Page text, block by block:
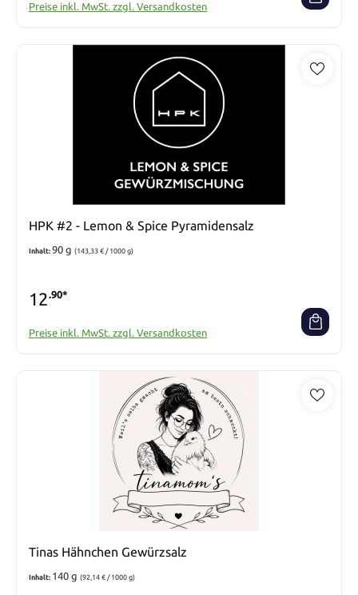
Preise inkl. MwSt. zzgl. Versandkosten
HPK #2 - Lemon & Spice Pyramidensalz
Inhalt: 90 g (143,33 € / 1000 g)
12.90*
Preise inkl. MwSt. zzgl. Versandkosten
Tinas Hähnchen Gewürzsalz
Inhalt: 140 g (92,14 € / 1000 g)